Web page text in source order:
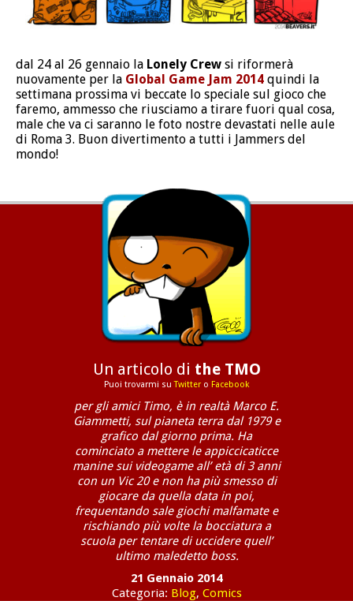
dal 24 al 26 gennaio la Lonely Crew si riformerà
nuovamente per la Global Game Jam 2014 quindi la
settimana prossima vi beccate lo speciale sul gioco che
faremo, ammesso che riusciamo a tirare fuori qual cosa,
male che va ci saranno le foto nostre devastati nelle aule
di Roma 3. Buon divertimento a tutti i Jammers del
mondo!
Un articolo di the TMO
Puoi trovarmi suTwittero Facebook
per gli amici Timo, è in realtà Marco E.
Giammetti, sul pianeta terra dal 1979 e
grafico dal giorno prima. Ha
cominciato a mettere le appiccicaticce
manine sui videogame all’ età di 3 anni
con un Vic 20 e non ha più smesso di
giocare da quella data in poi,
frequentando sale giochi malfamate e
rischiando più volte la bocciatura a
scuola per tentare di uccidere quell’
ultimo maledetto boss.
21 Gennaio 2014
Categoria: Blog, Comics